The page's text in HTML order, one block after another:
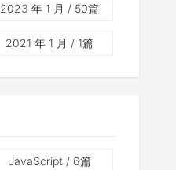
2023 年 1 月 / 50篇
2021 年 1 月 / 1篇
JavaScript / 6篇